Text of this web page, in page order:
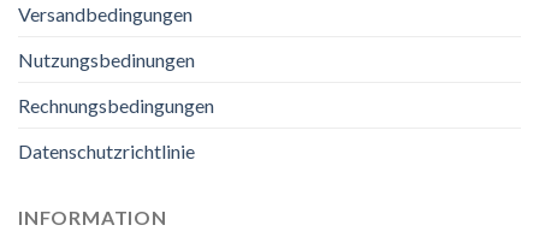
Versandbedingungen
Nutzungsbedinungen
Rechnungsbedingungen
Datenschutzrichtlinie
INFORMATION